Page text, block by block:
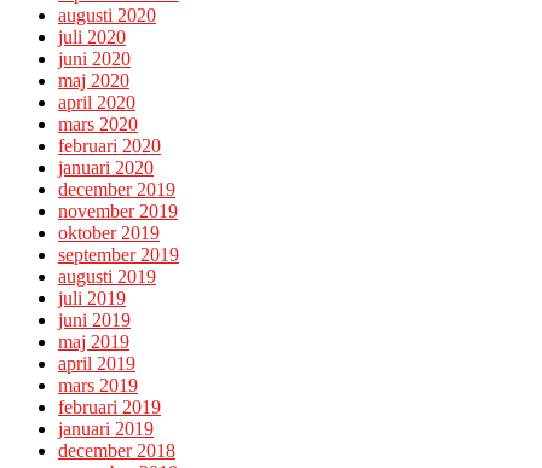
augusti 2020
juli 2020
juni 2020
maj 2020
april 2020
mars 2020
februari 2020
januari 2020
december 2019
november 2019
oktober 2019
september 2019
augusti 2019
juli 2019
juni 2019
maj 2019
april 2019
mars 2019
februari 2019
januari 2019
december 2018